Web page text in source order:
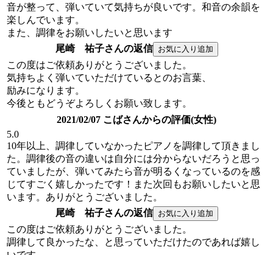
音が整って、弾いていて気持ちが良いです。和音の余韻を
楽しんでいます。
また、調律をお願いしたいと思います
尾崎 祐子さんの返信
この度はご依頼ありがとうございました。
気持ちよく弾いていただけているとのお言葉、
励みになります。
今後ともどうぞよろしくお願い致します。
2021/02/07 こばさんからの評価(女性)
5.0
10年以上、調律していなかったピアノを調律して頂きまし
た。調律後の音の違いは自分には分からないだろうと思っ
ていましたが、弾いてみたら音が明るくなっているのを感
じてすごく嬉しかったです！また次回もお願いしたいと思
います。ありがとうございました。
尾崎 祐子さんの返信
この度はご依頼ありがとうございました。
調律して良かったな、と思っていただけたのであれば嬉し